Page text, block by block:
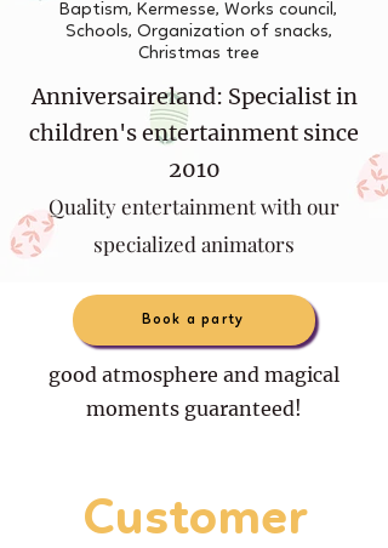
Baptism, Kermesse, Works council,
Schools, Organization of snacks,
Christmas tree
Anniversaireland: Specialist in
children's entertainment since
2010
Quality entertainment with our
specialized animators
Book a party
good atmosphere and magical
moments guaranteed!
Customer